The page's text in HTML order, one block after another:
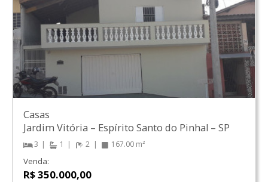
Casas
Jardim Vitória – Espírito Santo do Pinhal – SP
3 1 2 167.00 m²
Venda:
R$ 350.000,00